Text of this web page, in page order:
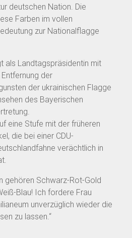
deutschen Nation. Die
Farben im vollen
zur Nationalflagge
als Landtagspräsidentin mit
der
der ukrainischen Flagge
des Bayerischen
eine Stufe mit der früheren
die bei einer CDU-
verächtlich in
gehören Schwarz-Rot-Gold
Blau! Ich fordere Frau
unverzüglich wieder die
zu lassen.“